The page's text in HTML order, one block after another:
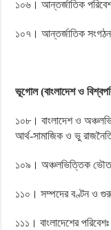
১০৬। আন্তর্জাতিক
১০৭। আন্তর্জাতিক
ভূগোল (বাংলাদেশ ও
১০৮। বাংলাদেশ ও
আর্থ-সামাজিক ও ভু
১০৯। অঞ্চলভিত্তিক ভৌত
১১০। সম্পদের বণ্টন ও
১১১। বাংলাদেশের